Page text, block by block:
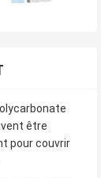
être
pour couvrir